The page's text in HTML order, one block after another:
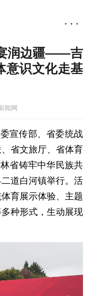
润边疆——吉
意识文化走基
闻网
宣传部、省委统战
省文旅厅、省体育
省铸牢中华民族共
道白河镇举行。活
育展示体验、主题
种形式，生动展现